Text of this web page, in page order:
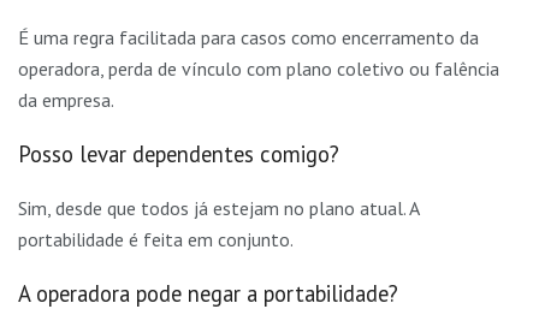
É uma regra facilitada para casos como encerramento da
operadora, perda de vínculo com plano coletivo ou falência
da empresa.
Posso levar dependentes comigo?
Sim, desde que todos já estejam no plano atual. A
portabilidade é feita em conjunto.
A operadora pode negar a portabilidade?